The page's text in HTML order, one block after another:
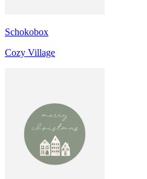
Schokobox
Cozy Village